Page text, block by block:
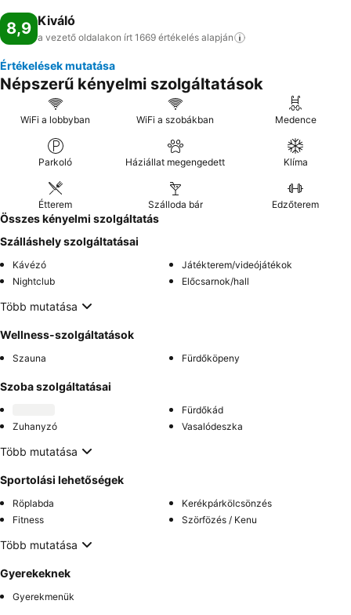
8,9 Kiváló
a vezető oldalakon írt 1669 értékelés alapján
Értékelések mutatása
Népszerű kényelmi szolgáltatások
WiFi a lobbyban WiFi a szobákban Medence
Parkoló Háziállat megengedett Klíma
Étterem Szálloda bár Edzőterem
Összes kényelmi szolgáltatás
Szálláshely szolgáltatásai
Kávézó
Játékterem/videójátékok
Nightclub
Előcsarnok/hall
Több mutatása
Wellness-szolgáltatások
Szauna Fürdőköpeny
Szoba szolgáltatásai
Fürdőkád
Zuhanyzó
Vasalódeszka
Több mutatása
Sportolási lehetőségek
Röplabda
Kerékpárkölcsönzés
Fitness
Szörfözés / Kenu
Több mutatása
Gyerekeknek
Gyerekmenük